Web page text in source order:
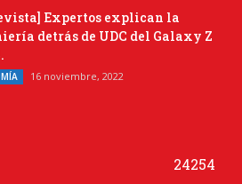
Expertos explican la
detrás de UDC del Galaxy Z
16 noviembre, 2022
24254